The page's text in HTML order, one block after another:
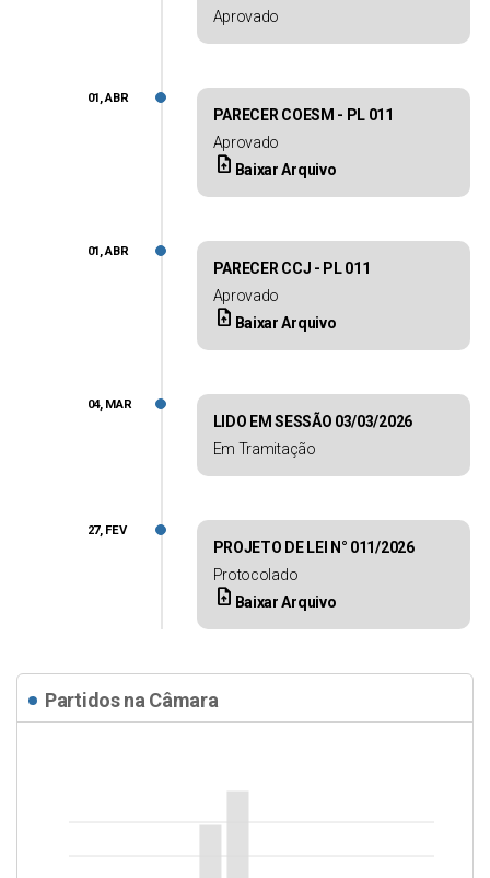
Aprovado
PARECER COESM - PL 011
Aprovado
upload_file Baixar Arquivo
01, ABR
PARECER CCJ - PL 011
Aprovado
upload_file Baixar Arquivo
01, ABR
LIDO EM SESSÃO 03/03/2026
Em Tramitação
04, MAR
PROJETO DE LEI N° 011/2026
Protocolado
upload_file Baixar Arquivo
27, FEV
Partidos na Câmara